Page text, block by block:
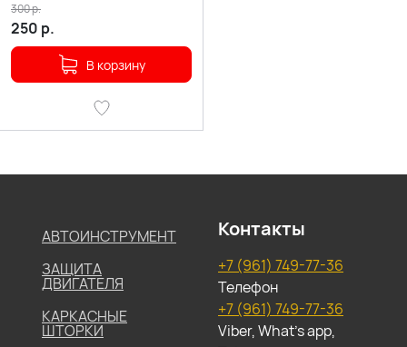
250 р.
300р.
В корзину
АВТОИНСТРУМЕНТ
ЗАЩИТА
ДВИГАТЕЛЯ
КАРКАСНЫЕ
ШТОРКИ
Контакты
+7 (961) 749-77-36
Телефон
+7 (961) 749-77-36
Viber, What's app,